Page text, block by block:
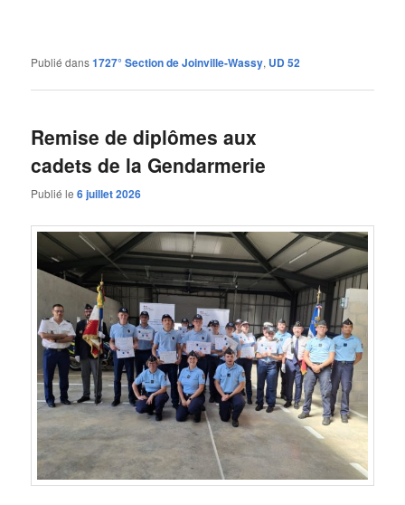
Publié dans1727° Section de Joinville-Wassy, UD 52
Remise de diplômes aux
cadets de la Gendarmerie
Publié le6 juillet 2026